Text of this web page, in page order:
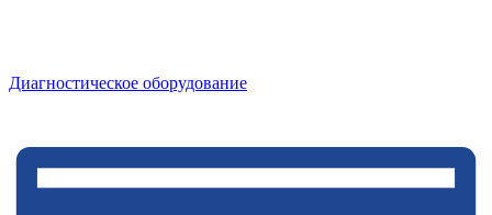
Диагностическое оборудование